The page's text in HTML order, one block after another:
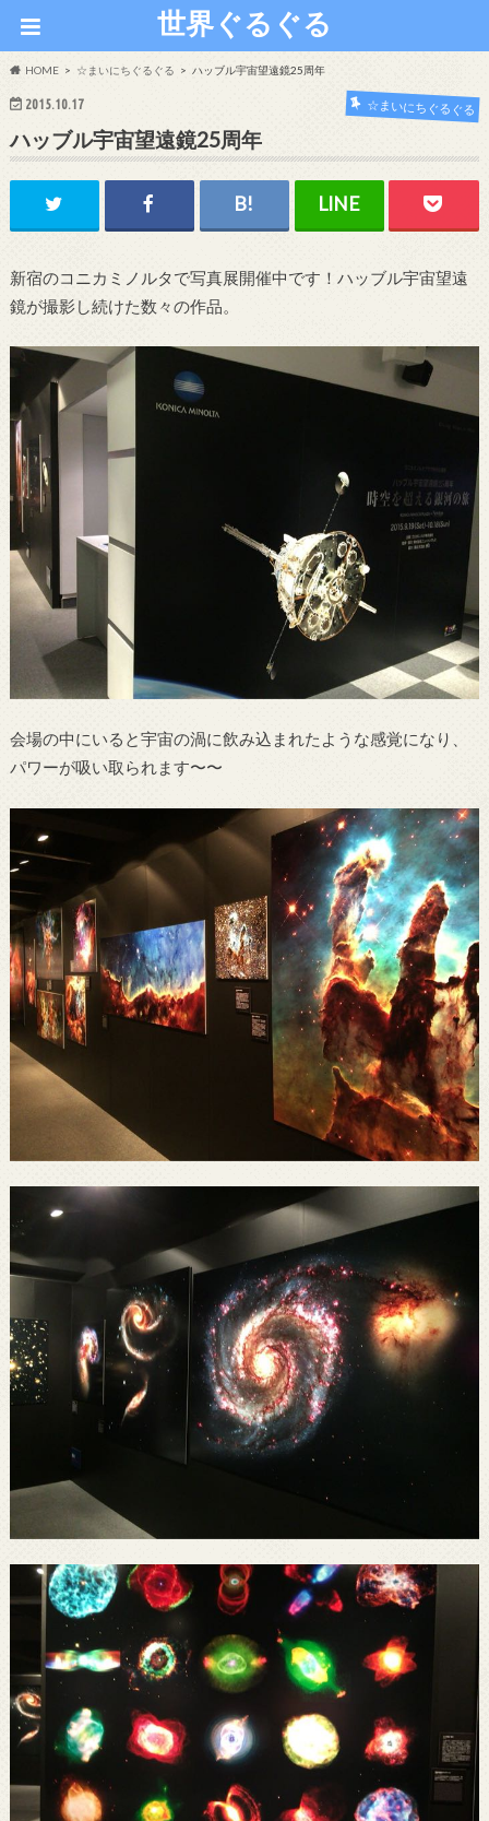
世界ぐるぐる
HOME ☆まいにちぐるぐる ハッブル宇宙望遠鏡25周年
2015.10.17 ☆まいにちぐるぐる
ハッブル宇宙望遠鏡25周年
新宿のコニカミノルタで写真展開催中です！ハッブル宇宙望遠
鏡が撮影し続けた数々の作品。
会場の中にいると宇宙の渦に飲み込まれたような感覚になり、
パワーが吸い取られます〜〜